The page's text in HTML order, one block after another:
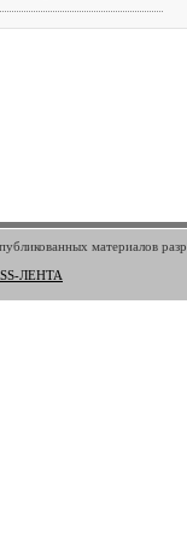
материалов
ЛЕНТА